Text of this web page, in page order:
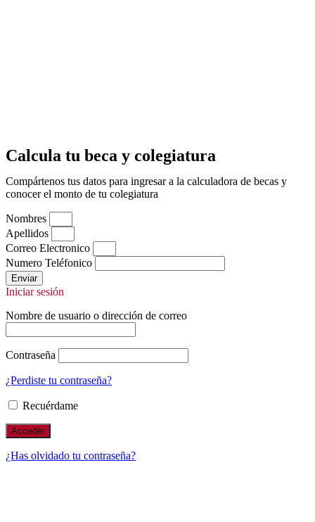
Calcula tu beca y colegiatura
Compártenos tus datos para ingresar a la calculadora de becas y
conocer el monto de tu colegiatura
Nombres
Apellidos
Correo Electronico
Numero Teléfonico
Enviar
Iniciar sesión
Nombre de usuario o dirección de correo
Contraseña
¿Perdiste tu contraseña?
Recuérdame
¿Has olvidado tu contraseña?